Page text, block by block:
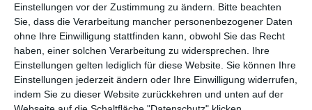
Einstellungen vor der Zustimmung zu ändern.
Bitte beachten
Sie, dass die Verarbeitung mancher personenbezogener Daten
ohne Ihre Einwilligung stattfinden kann, obwohl Sie das Recht
haben, einer solchen Verarbeitung zu widersprechen. Ihre
Einstellungen gelten lediglich für diese Website. Sie können Ihre
Einstellungen jederzeit ändern oder Ihre Einwilligung widerrufen,
indem Sie zu dieser Website zurückkehren und unten auf der
Weihnachten, Weihnachtskarten
Weihnachtskarten für Kinder
besinnliche Weihnachtsgrüße